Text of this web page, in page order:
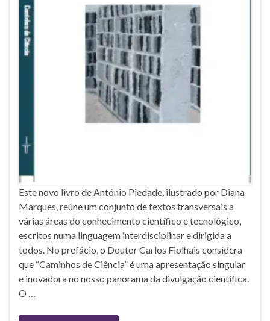
Este novo livro de António Piedade, ilustrado por Diana
Marques, reúne um conjunto de textos transversais a
várias áreas do conhecimento científico e tecnológico,
escritos numa linguagem interdisciplinar e dirigida a
todos. No prefácio, o Doutor Carlos Fiolhais considera
que “Caminhos de Ciência” é uma apresentação singular
e inovadora no nosso panorama da divulgação científica.
O …